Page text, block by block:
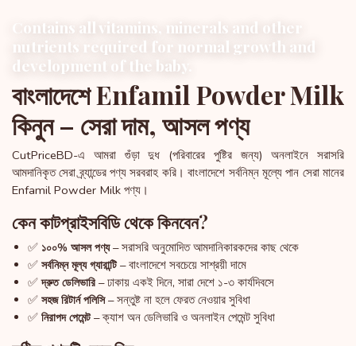
Contains all vitamins, minerals and other
nutrients required for normal growth and
development of the baby.
বাংলাদেশে Enfamil Powder Milk
কিনুন – সেরা দাম, আসল পণ্য
CutPriceBD-এ আমরা গুঁড়া দুধ (পরিবারের পুষ্টির জন্য) অনলাইনে সরাসরি
আমদানিকৃত সেরা ব্র্যান্ডের পণ্য সরবরাহ করি। বাংলাদেশে সর্বনিম্ন মূল্যে পান সেরা মানের
Enfamil Powder Milk পণ্য।
কেন কাটপ্রাইসবিডি থেকে কিনবেন?
✅ ১০০% আসল পণ্য– সরাসরি অনুমোদিত আমদানিকারকদের কাছ থেকে
✅ সর্বনিম্ন মূল্য গ্যারান্টি– বাংলাদেশে সবচেয়ে সাশ্রয়ী দামে
✅দ্রুত ডেলিভারি – ঢাকায় একই দিনে, সারা দেশে ১-৩ কার্যদিবসে
✅ সহজ রিটার্ন পলিসি– সন্তুষ্ট না হলে ফেরত নেওয়ার সুবিধা
✅ নিরাপদ পেমেন্ট– ক্যাশ অন ডেলিভারি ও অনলাইন পেমেন্ট সুবিধা